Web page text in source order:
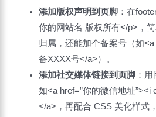
添加版权声明到页脚 ：在
你的网站名 版权所有</p>，
归属，还能加个备案号（如<a
备XXXX号</a>）。
添加社交媒体链接到页脚 ：
如<a href=”你的微信地址”><i
</a>，再配合 CSS 美化样式